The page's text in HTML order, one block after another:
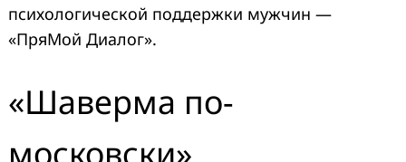
психологической поддержки мужчин —
«ПряМой Диалог».
«Шаверма по-
московски»